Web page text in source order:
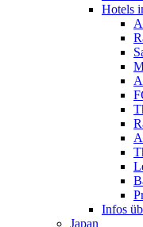
Hotels
Infos
Japan